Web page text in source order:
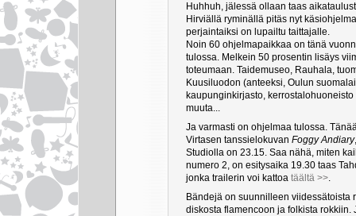
Huhhuh, jälessä ollaan taas
Hirviällä ryminällä pitäs nyt
perjaintaiksi on lupailtu taittajalle.
Noin 60 ohjelmapaikkaa on tänä
tulossa. Melkein 50 prosentin lisäys
toteumaan. Taidemuseo, Rauhala,
Kuusiluodon (anteeksi, Oulun
kaupunginkirjasto,
muuta...
Ja varmasti on ohjelmaa tulossa.
Virtasen tanssielokuvan Foggy Andiary
Studiolla on 23.15. Saa nähä, miten
numero 2, on esitysaika 19.30 taas
jonka trailerin voi kattoa täältä >>.
Bändejä on suunnilleen viidessätoista
diskosta flamencoon ja folkista rokkiin.